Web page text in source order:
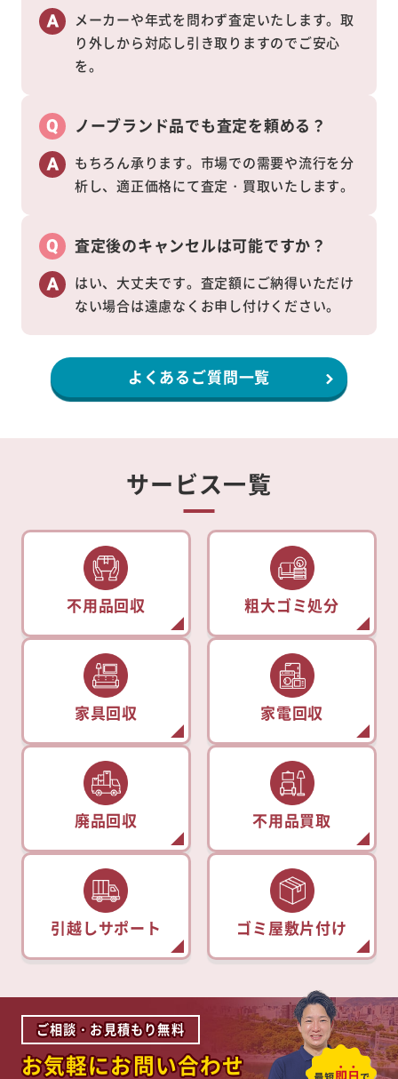
メーカーや年式を問わず査定いたします。取
り外しから対応し引き取りますのでご安心
を。
ノーブランド品でも査定を頼める？
もちろん承ります。市場での需要や流行を分
析し、適正価格にて査定・買取いたします。
査定後のキャンセルは可能ですか？
はい、大丈夫です。査定額にご納得いただけ
ない場合は遠慮なくお申し付けください。
よくあるご質問一覧
サービス一覧
不用品回収 粗大ゴミ処分
家具回収 家電回収
廃品回収 不用品買取
引越しサポート ゴミ屋敷片付け
ご相談・お見積もり無料
お気軽にお問い合わせ